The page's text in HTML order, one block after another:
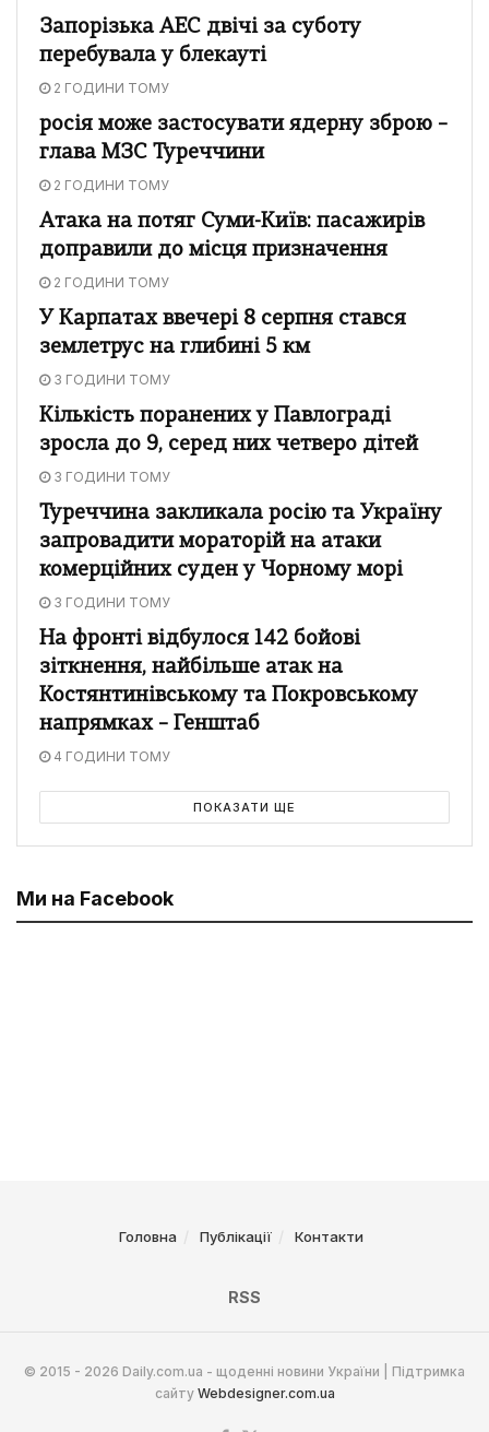
Запорізька АЕС двічі за суботу
перебувала у блекауті
2 ГОДИНИ ТОМУ
росія може застосувати ядерну зброю –
глава МЗС Туреччини
2 ГОДИНИ ТОМУ
Атака на потяг Суми-Київ: пасажирів
доправили до місця призначення
2 ГОДИНИ ТОМУ
У Карпатах ввечері 8 серпня стався
землетрус на глибині 5 км
3 ГОДИНИ ТОМУ
Кількість поранених у Павлограді
зросла до 9, серед них четверо дітей
3 ГОДИНИ ТОМУ
Туреччина закликала росію та Україну
запровадити мораторій на атаки
комерційних суден у Чорному морі
3 ГОДИНИ ТОМУ
На фронті відбулося 142 бойові
зіткнення, найбільше атак на
Костянтинівському та Покровському
напрямках – Генштаб
4 ГОДИНИ ТОМУ
ПОКАЗАТИ ЩЕ
Ми на Facebook
Головна Публікації Контакти
RSS
© 2015 - 2026 Daily.com.ua - щоденні новини України | Підтримка
сайту Webdesigner.com.ua